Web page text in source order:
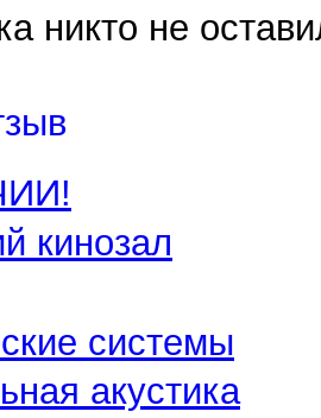
никто не
кинозал
системы
акустика